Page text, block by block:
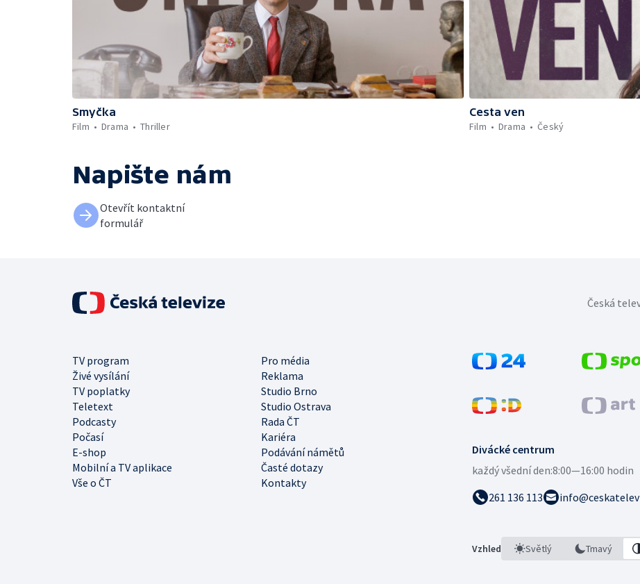
Smyčka
Film
Drama Thriller
Cesta ven
Film
Drama Český
Napište nám
Otevřít kontaktní
formulář
Divácké centrum
každý všední den:8:00—16:00 hodin
261 136 113
Vzhled Světlý Tmavý
TV program
Pro média
Živé vysílání
Reklama
TV poplatky
Studio Brno
Teletext
Studio Ostrava
Podcasty
Rada ČT
Počasí
Kariéra
E-shop
Podávání námětů
Mobilní a TV aplikace
Časté dotazy
Vše o ČT
Kontakty
Česká